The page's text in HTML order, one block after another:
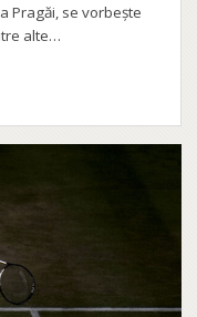
Pragăi, se vorbește
alte…